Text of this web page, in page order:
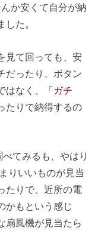
か安くて自分が納
た。
見て回っても、安
だったり、ボタン
はなく、
「ガチ
たりで納得するの
てみるも、やはり
りいいものが見当
たりで、近所の電
かもという感じ
扇風機が見当たら